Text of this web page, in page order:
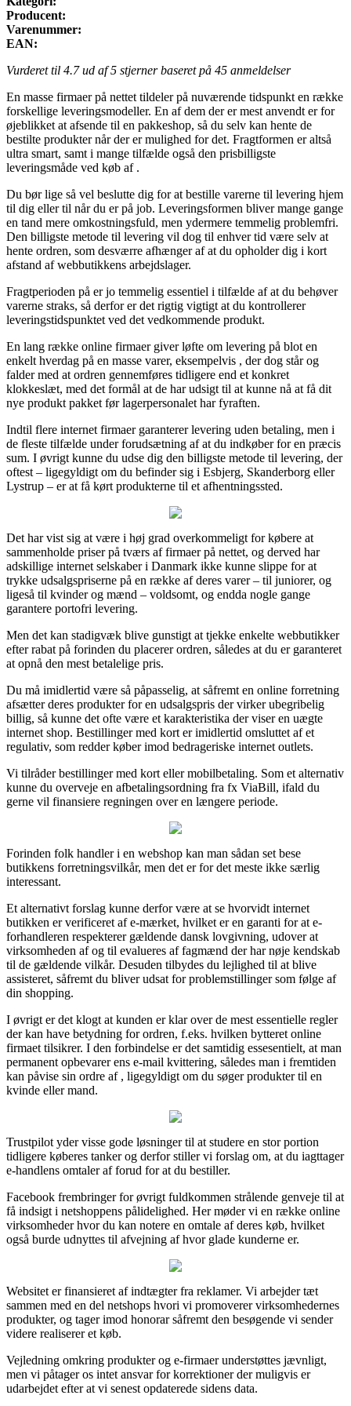
Producent:
Varenummer:
EAN:
Vurderet til 4.7ud af 5 stjerner baseret på 45 anmeldelser
En masse firmaer på nettet tildeler på nuværende tidspunkt en række
forskellige leveringsmodeller. En af dem der er mest anvendt er for
øjeblikket at afsende til en pakkeshop, så du selv kan hente de
bestilte produkter når der er mulighed for det. Fragtformen er altså
ultra smart, samt i mange tilfælde også den prisbilligste
leveringsmåde ved køb af .
Du bør lige så vel beslutte dig for at bestille varerne til levering hjem
til dig eller til når du er på job. Leveringsformen bliver mange gange
en tand mere omkostningsfuld, men ydermere temmelig problemfri.
Den billigste metode til levering vil dog til enhver tid være selv at
hente ordren, som desværre afhænger af at du opholder dig i kort
afstand af webbutikkens arbejdslager.
Fragtperioden på er jo temmelig essentiel i tilfælde af at du behøver
varerne straks, så derfor er det rigtig vigtigt at du kontrollerer
leveringstidspunktet ved det vedkommende produkt.
En lang række online firmaer giver løfte om levering på blot en
enkelt hverdag på en masse varer, eksempelvis , der dog står og
falder med at ordren gennemføres tidligere end et konkret
klokkeslæt, med det formål at de har udsigt til at kunne nå at få dit
nye produkt pakket før lagerpersonalet har fyraften.
Indtil flere internet firmaer garanterer levering uden betaling, men i
de fleste tilfælde under forudsætning af at du indkøber for en præcis
sum. I øvrigt kunne du udse dig den billigste metode til levering, der
oftest – ligegyldigt om du befinder sig i Esbjerg, Skanderborg eller
Lystrup – er at få kørt produkterne til et afhentningssted.
Det har vist sig at være i høj grad overkommeligt for købere at
sammenholde priser på tværs af firmaer på nettet, og derved har
adskillige internet selskaber i Danmark ikke kunne slippe for at
trykke udsalgspriserne på en række af deres varer – til juniorer, og
ligeså til kvinder og mænd – voldsomt, og endda nogle gange
garantere portofri levering.
Men det kan stadigvæk blive gunstigt at tjekke enkelte webbutikker
efter rabat på forinden du placerer ordren, således at du er garanteret
at opnå den mest betalelige pris.
Du må imidlertid være så påpasselig, at såfremt en online forretning
afsætter deres produkter for en udsalgspris der virker ubegribelig
billig, så kunne det ofte være et karakteristika der viser en uægte
internet shop. Bestillinger med kort er imidlertid omsluttet af et
regulativ, som redder køber imod bedrageriske internet outlets.
Vi tilråder bestillinger med kort eller mobilbetaling. Som et alternativ
kunne du overveje en afbetalingsordning fra fx ViaBill, ifald du
gerne vil finansiere regningen over en længere periode.
Forinden folk handler i en webshop kan man sådan set bese
butikkens forretningsvilkår, men det er for det meste ikke særlig
interessant.
Et alternativt forslag kunne derfor være at se hvorvidt internet
butikken er verificeret af e-mærket, hvilket er en garanti for at e-
forhandleren respekterer gældende dansk lovgivning, udover at
virksomheden af og til evalueres af fagmænd der har nøje kendskab
til de gældende vilkår. Desuden tilbydes du lejlighed til at blive
assisteret, såfremt du bliver udsat for problemstillinger som følge af
din shopping.
I øvrigt er det klogt at kunden er klar over de mest essentielle regler
der kan have betydning for ordren, f.eks. hvilken bytteret online
firmaet tilsikrer. I den forbindelse er det samtidig essesentielt, at man
permanent opbevarer ens e-mail kvittering, således man i fremtiden
kan påvise sin ordre af , ligegyldigt om du søger produkter til en
kvinde eller mand.
Trustpilot yder visse gode løsninger til at studere en stor portion
tidligere køberes tanker og derfor stiller vi forslag om, at du iagttager
e-handlens omtaler af forud for at du bestiller.
Facebook frembringer for øvrigt fuldkommen strålende genveje til at
få indsigt i netshoppens pålidelighed. Her møder vi en række online
virksomheder hvor du kan notere en omtale af deres køb, hvilket
også burde udnyttes til afvejning af hvor glade kunderne er.
Websitet er finansieret af indtægter fra reklamer. Vi arbejder tæt
sammen med en del netshops hvori vi promoverer virksomhedernes
produkter, og tager imod honorar såfremt den besøgende vi sender
videre realiserer et køb.
Vejledning omkring produkter og e-firmaer understøttes jævnligt,
men vi påtager os intet ansvar for korrektioner der muligvis er
udarbejdet efter at vi senest opdaterede sidens data.